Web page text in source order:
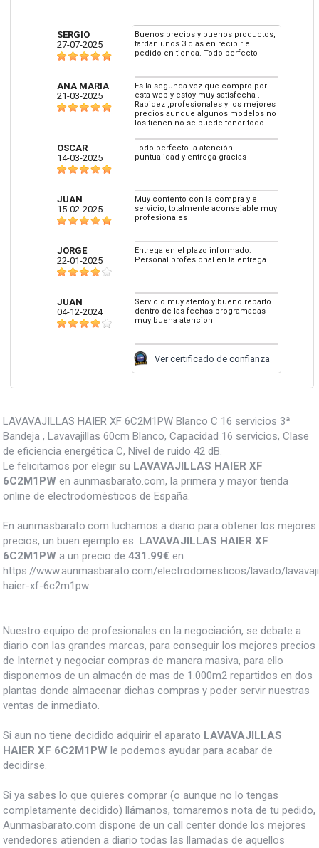
SERGIO
27-07-2025
Buenos precios y buenos productos,
tardan unos 3 dias en recibir el
pedido en tienda. Todo perfecto
ANA MARIA
21-03-2025
Es la segunda vez que compro por
esta web y estoy muy satisfecha .
Rapidez ,profesionales y los mejores
precios aunque algunos modelos no
los tienen no se puede tener todo
OSCAR
14-03-2025
Todo perfecto la atención
puntualidad y entrega gracias
JUAN
15-02-2025
Muy contento con la compra y el
servicio, totalmente aconsejable muy
profesionales
JORGE
22-01-2025
Entrega en el plazo informado.
Personal profesional en la entrega
JUAN
04-12-2024
Servicio muy atento y bueno reparto
dentro de las fechas programadas
muy buena atencion
Ver certificado de confianza
LAVAVAJILLAS HAIER XF 6C2M1PW Blanco C 16 servicios 3ª
Bandeja , Lavavajillas 60cm Blanco, Capacidad 16 servicios, Clase
de eficiencia energética C, Nivel de ruido 42 dB.
Le felicitamos por elegir su LAVAVAJILLAS HAIER XF
6C2M1PW en aunmasbarato.com, la primera y mayor tienda
online de electrodomésticos de España.
En aunmasbarato.com luchamos a diario para obtener los mejores
precios, un buen ejemplo es: LAVAVAJILLAS HAIER XF
6C2M1PW a un precio de 431.99€ en
https://www.aunmasbarato.com/electrodomesticos/lavado/
haier-xf-6c2m1pw
.
Nuestro equipo de profesionales en la negociación, se debate a
diario con las grandes marcas, para conseguir los mejores precios
de Internet y negociar compras de manera masiva, para ello
disponemos de un almacén de mas de 1.000m2 repartidos en dos
plantas donde almacenar dichas compras y poder servir nuestras
ventas de inmediato.
Si aun no tiene decidido adquirir el aparato LAVAVAJILLAS
HAIER XF 6C2M1PW le podemos ayudar para acabar de
decidirse.
Si ya sabes lo que quieres comprar (o aunque no lo tengas
completamente decidido) llámanos, tomaremos nota de tu pedido,
Aunmasbarato.com dispone de un call center donde los mejores
vendedores atienden a diario todas las llamadas de aquellos